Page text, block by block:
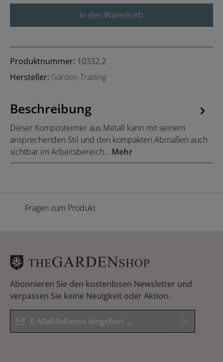
In den Warenkorb
Produktnummer: 10332.2
Hersteller: Garden Trading
Beschreibung
Dieser Komposteimer aus Metall kann mit seinem
ansprechenden Stil und den kompakten Abmaßen auch
sichtbar im Arbeitsbereich… Mehr
Fragen zum Produkt
Abonnieren Sie den kostenlosen Newsletter und
verpassen Sie keine Neuigkeit oder Aktion.
E-Mail-Adresse*